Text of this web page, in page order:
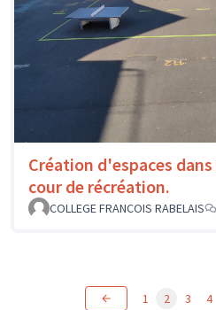
Création d'espaces
cour de récréation.
COLLEGE FRANCOIS RABELAIS
1 2 3 4